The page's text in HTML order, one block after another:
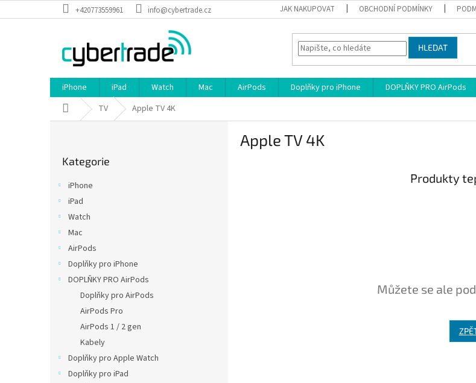
na
+420773559961 info@cybertrade.cz JAK NAKUPOVAT OBCHODNÍ PODMÍNKY
HLEDAT
iPhone iPad Watch Mac AirPods Doplňky pro iPhone DOPLŇKY PRO AirPods
Domů TV Apple TV 4K
kategorie
Kategorie
iPhone
iPad
Watch
Mac
AirPods
Doplňky pro iPhone
DOPLŇKY PRO AirPods
Doplňky pro AirPods
AirPods Pro
AirPods 1 / 2 gen
Kabely
Doplňky pro Apple Watch
Doplňky pro iPad
Apple TV 4K
Produkty
Můžete se ale